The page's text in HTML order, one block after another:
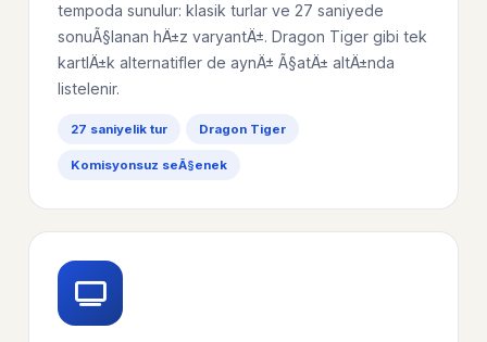
tempoda sunulur: klasik turlar ve 27 saniyede
sonuÃ§lanan hÄ±z varyantÄ±. Dragon Tiger gibi tek
kartlÄ±k alternatifler de aynÄ± Ã§atÄ± altÄ±nda
listelenir.
27 saniyelik tur Dragon Tiger
Komisyonsuz seÃ§enek